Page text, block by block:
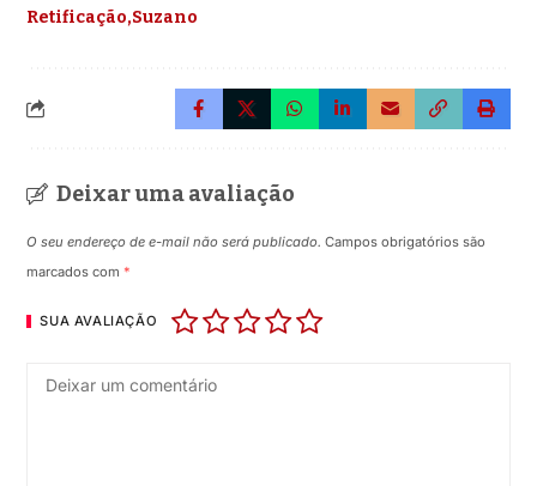
Retificação Suzano
Deixar uma avaliação
O seu endereço de e-mail não será publicado. Campos obrigatórios são
marcados com*
SUA AVALIAÇÃO